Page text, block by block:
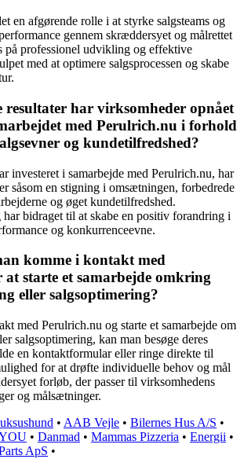
en afgørende rolle i at styrke salgsteams og
gennem skræddersyet og målrettet
på professionel udvikling og effektive
med at optimere salgsprocessen og skabe
har virksomheder opnået
med Perulrich.nu i forhold
og kundetilfredshed?
investeret i samarbejde med Perulrich.nu, har
såsom en stigning i omsætningen, forbedrede
og øget kundetilfredshed.
bidraget til at skabe en positiv forandring i
og konkurrenceevne.
komme i kontakt med
starte et samarbejde omkring
eller salgsoptimering?
med Perulrich.nu og starte et samarbejde om
salgsoptimering, kan man besøge deres
en kontaktformular eller ringe direkte til
for at drøfte individuelle behov og mål
forløb, der passer til virksomhedens
og målsætninger.
• AAB Vejle • Bilernes Hus A/S •
• Danmad • Mammas Pizzeria • Energii •
ApS •